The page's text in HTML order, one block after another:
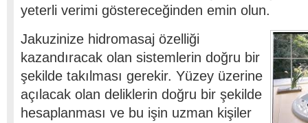
yeterli verimi göstereceğinden emin olun.
Jakuzinize hidromasaj özelliği
kazandıracak olan sistemlerin doğru bir
şekilde takılması gerekir. Yüzey üzerine
açılacak olan deliklerin doğru bir şekilde
hesaplanması ve bu işin uzman kişiler